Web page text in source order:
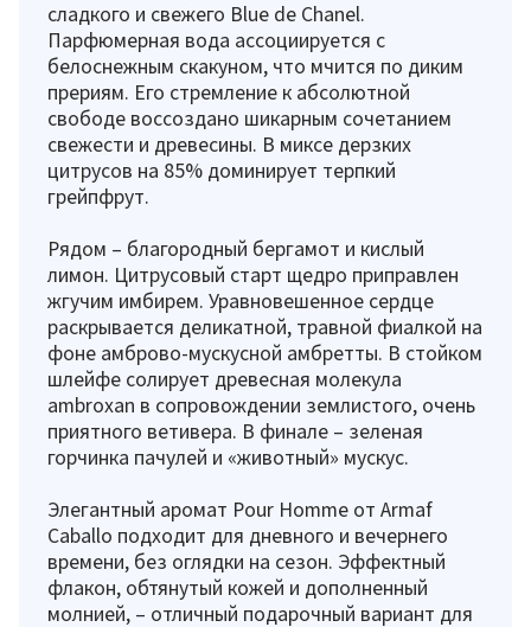
сладкого и свежего Blue de Chanel.
Парфюмерная вода ассоциируется с
белоснежным скакуном, что мчится по диким
прериям. Его стремление к абсолютной
свободе воссоздано шикарным сочетанием
свежести и древесины. В миксе дерзких
цитрусов на 85% доминирует терпкий
грейпфрут.
Рядом – благородный бергамот и кислый
лимон. Цитрусовый старт щедро приправлен
жгучим имбирем. Уравновешенное сердце
раскрывается деликатной, травной фиалкой на
фоне амброво-мускусной амбретты. В стойком
шлейфе солирует древесная молекула
ambroxan в сопровождении землистого, очень
приятного ветивера. В финале – зеленая
горчинка пачулей и «животный» мускус.
Элегантный аромат Pour Homme от Armaf
Caballo подходит для дневного и вечернего
времени, без оглядки на сезон. Эффектный
флакон, обтянутый кожей и дополненный
молнией, – отличный подарочный вариант для